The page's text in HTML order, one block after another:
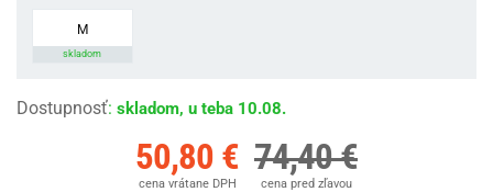
M
skladom
Dostupnosť: skladom, u teba 10.08.
50,80 €
cena vrátane DPH
74,40 €
cena pred zľavou